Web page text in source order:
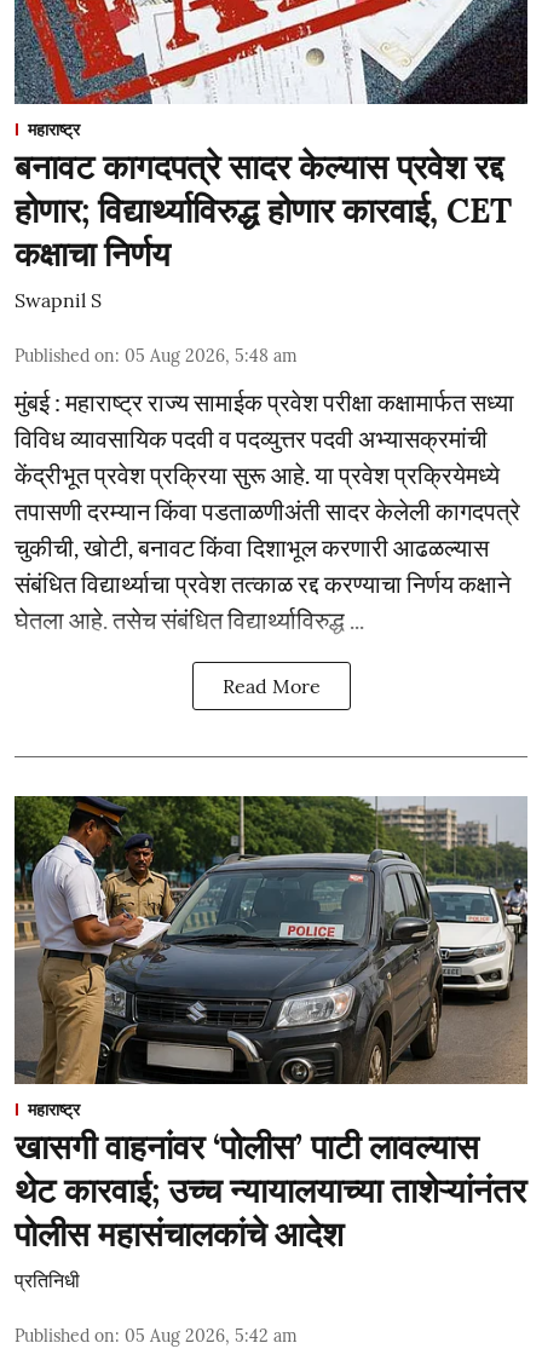
महाराष्ट्र
बनावट कागदपत्रे सादर केल्यास प्रवेश रद्द
होणार; विद्यार्थ्याविरुद्ध होणार कारवाई, CET
कक्षाचा निर्णय
Swapnil S
Published on: 05 Aug 2026, 5:48 am
मुंबई : महाराष्ट्र राज्य सामाईक प्रवेश परीक्षा कक्षामार्फत सध्या
विविध व्यावसायिक पदवी व पदव्युत्तर पदवी अभ्यासक्रमांची
केंद्रीभूत प्रवेश प्रक्रिया सुरू आहे. या प्रवेश प्रक्रियेमध्ये
तपासणी दरम्यान किंवा पडताळणीअंती सादर केलेली कागदपत्रे
चुकीची, खोटी, बनावट किंवा दिशाभूल करणारी आढळल्यास
संबंधित विद्यार्थ्याचा प्रवेश तत्काळ रद्द करण्याचा निर्णय कक्षाने
घेतला आहे. तसेच संबंधित विद्यार्थ्याविरुद्ध ...
Read More
महाराष्ट्र
खासगी वाहनांवर ‘पोलीस’ पाटी लावल्यास
थेट कारवाई; उच्च न्यायालयाच्या ताशेऱ्यांनंतर
पोलीस महासंचालकांचे आदेश
प्रतिनिधी
Published on: 05 Aug 2026, 5:42 am